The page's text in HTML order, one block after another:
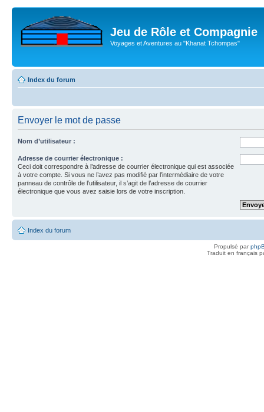
Jeu de Rôle et Compagnie
Voyages et Aventures au "Khanat Tchompas"
Index du forum
Envoyer le mot de passe
Nom d’utilisateur :
Adresse de courrier électronique :
Ceci doit correspondre à l’adresse de courrier électronique qui est associée
à votre compte. Si vous ne l’avez pas modifié par l’intermédiaire de votre
panneau de contrôle de l’utilisateur, il s’agit de l’adresse de courrier
électronique que vous avez saisie lors de votre inscription.
Index du forum
Propulsé par
Traduit en français